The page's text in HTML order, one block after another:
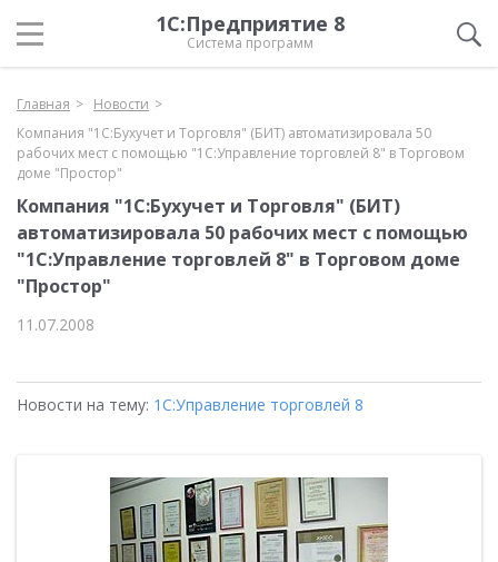
1С:Предприятие 8
Система программ
Главная
Новости
Компания "1С:Бухучет и Торговля" (БИТ) автоматизировала 50
рабочих мест с помощью "1С:Управление торговлей 8" в Торговом
доме "Простор"
Компания "1С:Бухучет и Торговля" (БИТ)
автоматизировала 50 рабочих мест с помощью
"1С:Управление торговлей 8" в Торговом доме
"Простор"
11.07.2008
Новости на тему: 1С:Управление торговлей 8